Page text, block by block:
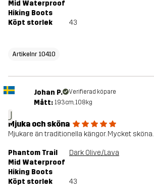
Mid Waterproof
Hiking Boots
Köpt storlek 43
Artikelnr 10410
J
Johan P. Verifierad köpare
Mått: 193cm, 108kg
Mjuka och sköna
Mjukare än traditionella kängor. Mycket sköna.
Phantom Trail
Mid Waterproof
Hiking Boots
Dark Olive/Lava
Köpt storlek 43